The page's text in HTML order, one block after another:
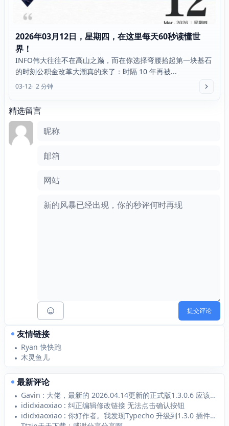
2026年03月12日，星期四，在这里每天60秒读懂世
界！
INFO伟大往往不在高山之巅，而在你选择弯腰拾起第一块基石
的时刻公积金改革大潮真的来了：时隔 10 年再被...
03-12 2 分钟
精选留言
昵称
邮箱
网站
评论框
提交评论
友情链接
Ryan 快快跑
木灵鱼儿
最新评论
Gavin : 大佬，最新的 2026.04.14更新的正式版1.3.0.6 应该支持 Typecho1...
ididxiaoxiao : 纠正编辑修改链接 无法点击确认按钮
ididxiaoxiao : 你好作者。我发现Typecho 升级到1.3.0 插件1.2.1无法添加新的链接 添加...